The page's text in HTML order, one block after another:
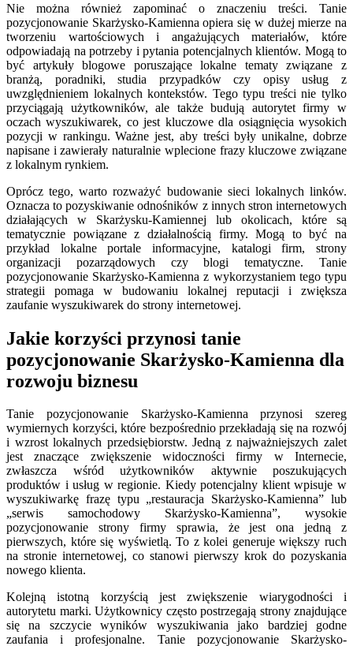
Nie można również zapominać o znaczeniu treści. Tanie
pozycjonowanie Skarżysko-Kamienna opiera się w dużej mierze na
tworzeniu wartościowych i angażujących materiałów, które
odpowiadają na potrzeby i pytania potencjalnych klientów. Mogą to
być artykuły blogowe poruszające lokalne tematy związane z
branżą, poradniki, studia przypadków czy opisy usług z
uwzględnieniem lokalnych kontekstów. Tego typu treści nie tylko
przyciągają użytkowników, ale także budują autorytet firmy w
oczach wyszukiwarek, co jest kluczowe dla osiągnięcia wysokich
pozycji w rankingu. Ważne jest, aby treści były unikalne, dobrze
napisane i zawierały naturalnie wplecione frazy kluczowe związane
z lokalnym rynkiem.
Oprócz tego, warto rozważyć budowanie sieci lokalnych linków.
Oznacza to pozyskiwanie odnośników z innych stron internetowych
działających w Skarżysku-Kamiennej lub okolicach, które są
tematycznie powiązane z działalnością firmy. Mogą to być na
przykład lokalne portale informacyjne, katalogi firm, strony
organizacji pozarządowych czy blogi tematyczne. Tanie
pozycjonowanie Skarżysko-Kamienna z wykorzystaniem tego typu
strategii pomaga w budowaniu lokalnej reputacji i zwiększa
zaufanie wyszukiwarek do strony internetowej.
Jakie korzyści przynosi tanie
pozycjonowanie Skarżysko-Kamienna dla
rozwoju biznesu
Tanie pozycjonowanie Skarżysko-Kamienna przynosi szereg
wymiernych korzyści, które bezpośrednio przekładają się na rozwój
i wzrost lokalnych przedsiębiorstw. Jedną z najważniejszych zalet
jest znaczące zwiększenie widoczności firmy w Internecie,
zwłaszcza wśród użytkowników aktywnie poszukujących
produktów i usług w regionie. Kiedy potencjalny klient wpisuje w
wyszukiwarkę frazę typu „restauracja Skarżysko-Kamienna” lub
„serwis samochodowy Skarżysko-Kamienna”, wysokie
pozycjonowanie strony firmy sprawia, że jest ona jedną z
pierwszych, które się wyświetlą. To z kolei generuje większy ruch
na stronie internetowej, co stanowi pierwszy krok do pozyskania
nowego klienta.
Kolejną istotną korzyścią jest zwiększenie wiarygodności i
autorytetu marki. Użytkownicy często postrzegają strony znajdujące
się na szczycie wyników wyszukiwania jako bardziej godne
zaufania i profesjonalne. Tanie pozycjonowanie Skarżysko-